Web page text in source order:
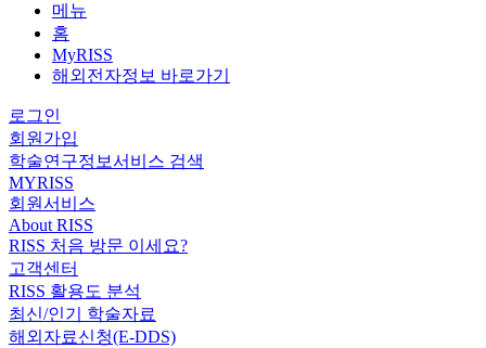
메뉴
홈
MyRISS
해외전자정보 바로가기
로그인
회원가입
학술연구정보서비스 검색
MYRISS
회원서비스
About RISS
RISS 처음 방문 이세요?
고객센터
RISS 활용도 분석
최신/인기 학술자료
해외자료신청(E-DDS)